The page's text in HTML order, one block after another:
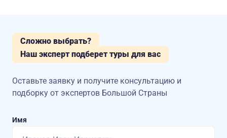
Сложно выбрать?
Наш эксперт подберет туры для вас
Оставьте заявку и получите консультацию и
подборку от экспертов Большой Страны
Имя